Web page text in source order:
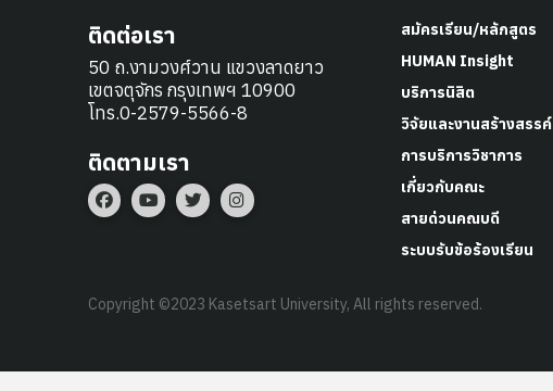
ติดต่อเรา
50 ถ.งามวงศ์วาน แขวงลาดยาว
เขตจตุจักร กรุงเทพฯ 10900
โทร.0-2579-5566-8
ติดตามเรา
สมัครเรียน/หลักสูตร
HUMAN Insight
บริการนิสิต
วิจัยและงานสร้างสรรค์
การบริการวิชาการ
เกี่ยวกับคณะ
สายด่วนคณบดี
ระบบรับข้อร้องเรียน
Copyright ©2023 Kasetsart University, All rights reserved.